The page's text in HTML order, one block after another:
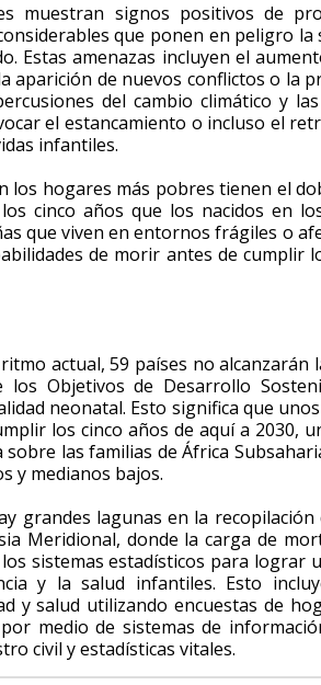
muestran signos positivos de
que ponen en peligro
Estas amenazas incluyen el
aparición de nuevos conflictos o la
del cambio climático y
el estancamiento o incluso el
infantiles.
los hogares más pobres tienen el
cinco años que los nacidos en
que viven en entornos frágiles o
de morir antes de cumplir
actual, 59 países no alcanzarán
Objetivos de Desarrollo
neonatal. Esto significa que
los cinco años de aquí a 2030,
las familias de África
y medianos bajos.
grandes lagunas en la
Meridional, donde la carga de
sistemas estadísticos para lograr
y la salud infantiles. Esto
y salud utilizando encuestas de
medio de sistemas de
civil y estadísticas vitales.